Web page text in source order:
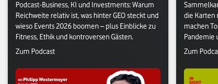
Podcast-Business, KI und Investments: Warum
Reichweite relativ ist, was hinter GEO steckt und
wieso Events 2026 boomen – plus Einblicke zu
Fitness, Ethik und kontroversen Gästen.
Verlasse Vodafone Webseite: Zum Podcast
Zum Podcast
die Karten
machen
Pandemie
besten
Verlasse
Zum